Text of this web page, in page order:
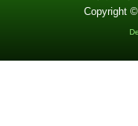
Copyright